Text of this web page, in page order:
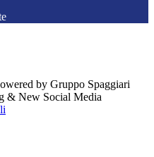
by Gruppo Spaggiari
& New Social Media